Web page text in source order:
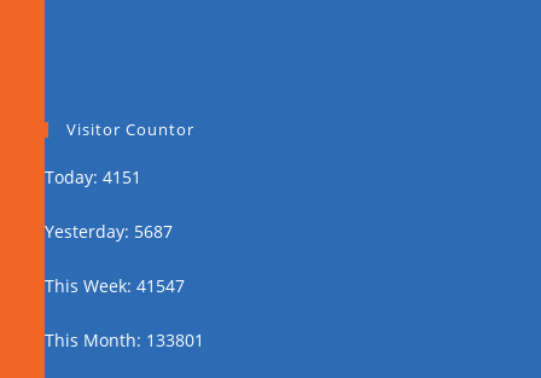
Visitor Countor
Today: 4151
Yesterday: 5687
This Week: 41547
This Month: 133801